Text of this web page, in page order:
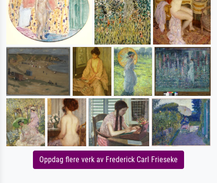
Oppdag flere verk av Frederick Carl Frieseke